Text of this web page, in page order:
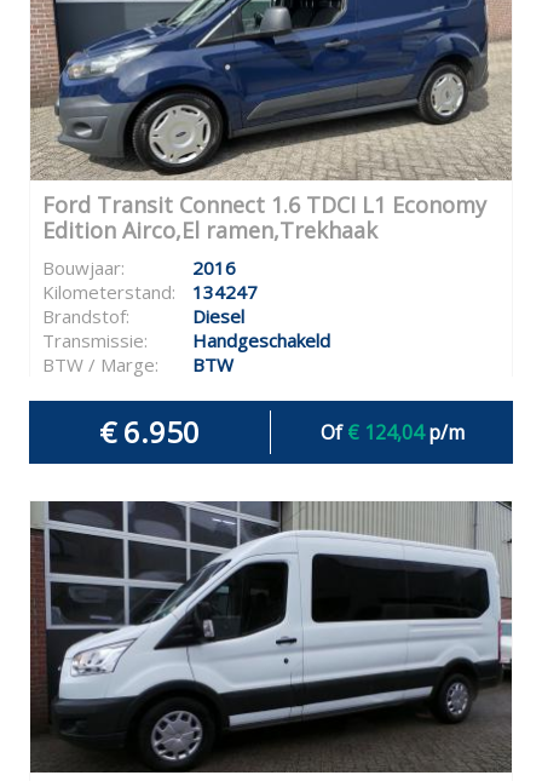
Ford Transit Connect 1.6 TDCI L1 Economy
Edition Airco,El ramen,Trekhaak
Bouwjaar:
2016
Kilometerstand:
134247
Brandstof:
Diesel
Transmissie:
Handgeschakeld
BTW / Marge:
BTW
€ 6.950 Of€ 124,04p/m